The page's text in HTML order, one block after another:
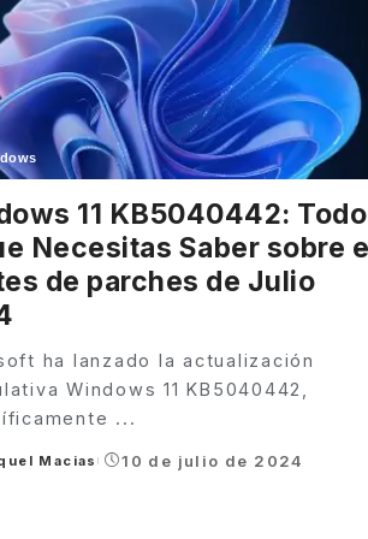
11 KB5040442: Todo
Necesitas Saber sobre
de parches de Julio
ha lanzado la actualización
Windows 11 KB5040442,
...
Macias 10 de julio de 2024